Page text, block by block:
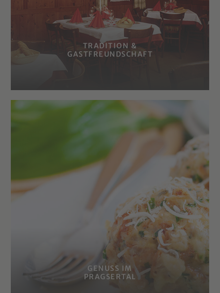
TRADITION &
GASTFREUNDSCHAFT
GENUSS IM
PRAGSERTAL